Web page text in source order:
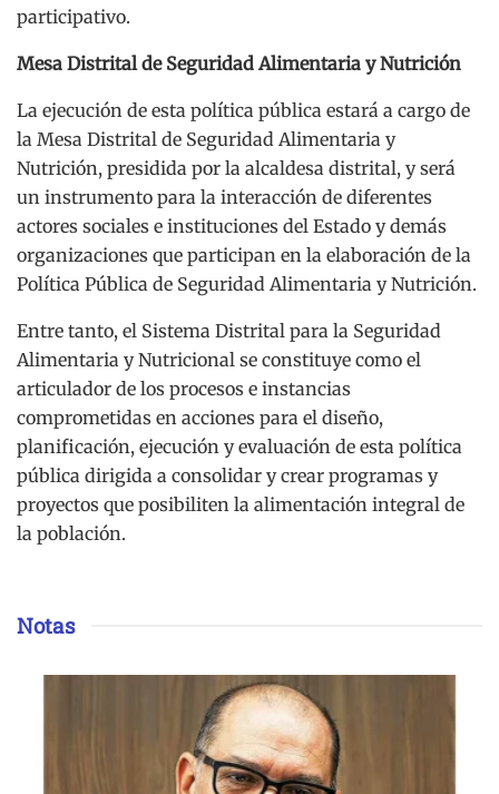
participativo.
Mesa Distrital de Seguridad Alimentaria y Nutrición
La ejecución de esta política pública estará a cargo de
la Mesa Distrital de Seguridad Alimentaria y
Nutrición, presidida por la alcaldesa distrital, y será
un instrumento para la interacción de diferentes
actores sociales e instituciones del Estado y demás
organizaciones que participan en la elaboración de la
Política Pública de Seguridad Alimentaria y Nutrición.
Entre tanto, el Sistema Distrital para la Seguridad
Alimentaria y Nutricional se constituye como el
articulador de los procesos e instancias
comprometidas en acciones para el diseño,
planificación, ejecución y evaluación de esta política
pública dirigida a consolidar y crear programas y
proyectos que posibiliten la alimentación integral de
la población.
Notas